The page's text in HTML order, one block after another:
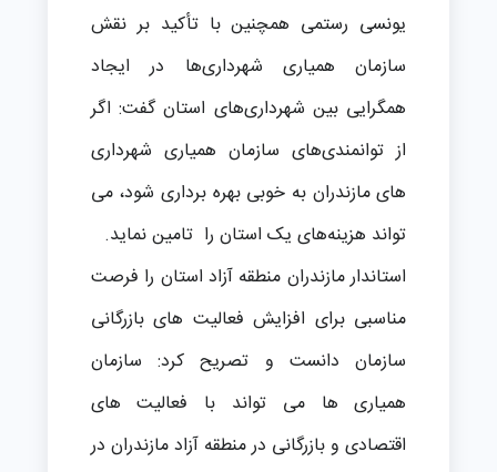
یونسی رستمی همچنین با تأکید بر نقش
سازمان همیاری شهرداری‌ها در ایجاد
همگرایی بین شهرداری‌های استان گفت: اگر
از توانمندی‌های سازمان همیاری شهرداری
های مازندران به خوبی بهره برداری شود، می
‌تواند هزینه‌های یک استان را تامین نماید.
استاندار مازندران منطقه آزاد استان را فرصت
مناسبی برای افزایش فعالیت های بازرگانی
سازمان دانست و تصریح کرد: سازمان
همیاری ها می تواند با فعالیت های
اقتصادی و بازرگانی در منطقه آزاد مازندران در